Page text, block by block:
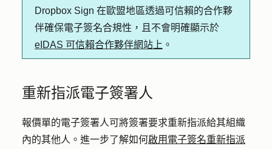
Dropbox Sign 在歐盟地區透過可信賴的合作夥
伴確保電子簽名合規性，且不會明確顯示於
eIDAS 可信賴合作夥伴網站上 。
重新指派電子簽署人
報價單的電子簽署人可將簽署要求重新指派給其組織
內的其他人。進一步了解如何啟用電子簽名重新指派